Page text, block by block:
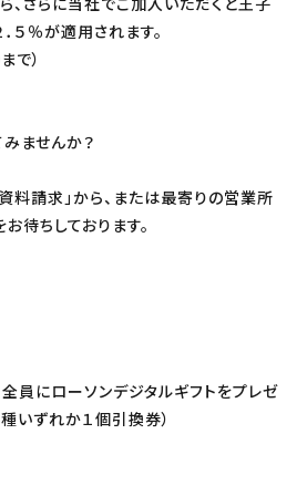
５％が適用されます。
）
ませんか？
料請求」から、または最寄りの営業所
待ちしております。
員にローソンデジタルギフトをプレゼ
種いずれか１個引換券）